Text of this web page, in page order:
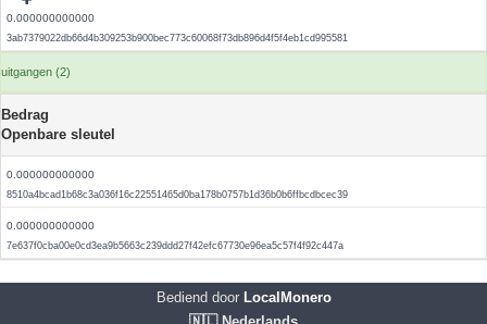
0.000000000000
3ab7379022db66d4b309253b900bec773c60068f73db896d4f5f4eb1cd995581
uitgangen (2)
Bedrag
Openbare sleutel
0.000000000000
8510a4bcad1b68c3a036f16c22551465d0ba178b0757b1d36b0b6ffbcdbcec39
0.000000000000
7e637f0cba00e0cd3ea9b5663c239ddd27f42efc67730e96ea5c57f4f92c447a
Bediend doorLocalMonero